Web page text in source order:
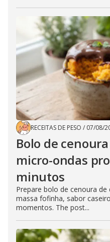
RECEITAS DE PESO / 07/08/
Bolo de
micro-ondas
minutos
Prepare bolo de cenoura
massa fofinha, sabor
momentos. The post...